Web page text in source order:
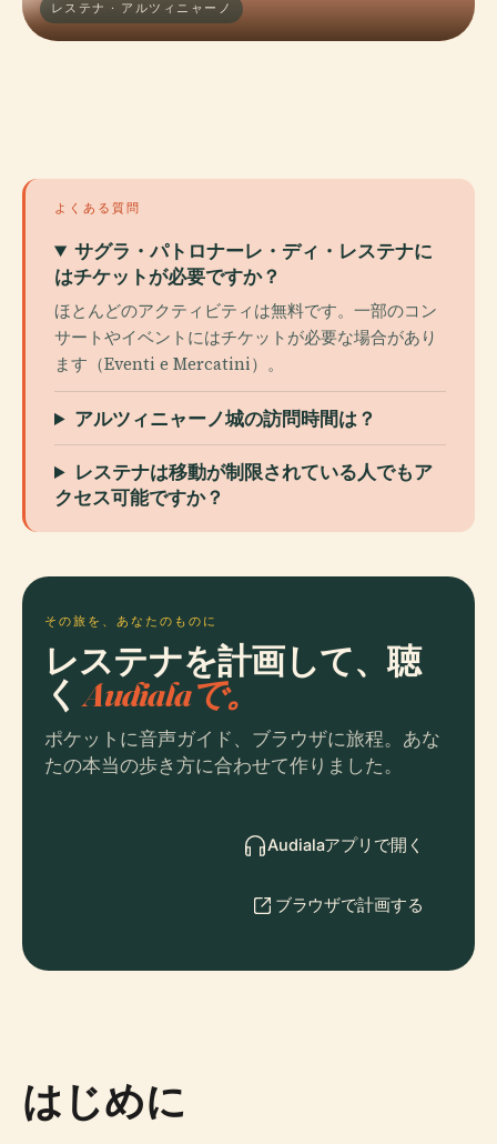
レステナ · アルツィニャーノ
よくある質問
サグラ・パトロナーレ・ディ・レステナに
はチケットが必要ですか？
ほとんどのアクティビティは無料です。一部のコン
サートやイベントにはチケットが必要な場合があり
ます（Eventi e Mercatini）。
アルツィニャーノ城の訪問時間は？
レステナは移動が制限されている人でもア
クセス可能ですか？
その旅を、あなたのものに
レステナを計画して、聴
くAudialaで。
ポケットに音声ガイド、ブラウザに旅程。あな
たの本当の歩き方に合わせて作りました。
Audialaアプリで開く
ブラウザで計画する
はじめに